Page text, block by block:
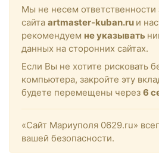
Мы не несем
сайта artmaster-kuban.ru и
рекомендуем не указывать
данных на сторонних сайтах.
Если Вы не хотите рисковать
компьютера, закройте эту
будете перемещены через 6
«Сайт Мариуполя 0629.ru»
вашей безопасности.